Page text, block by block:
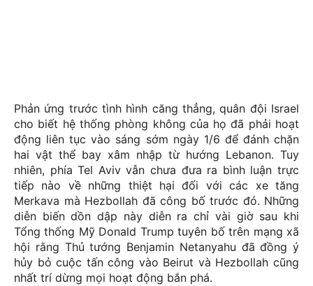
Phản ứng trước tình hình căng thẳng, quân đội Israel
cho biết hệ thống phòng không của họ đã phải hoạt
động liên tục vào sáng sớm ngày 1/6 để đánh chặn
hai vật thể bay xâm nhập từ hướng Lebanon. Tuy
nhiên, phía Tel Aviv vẫn chưa đưa ra bình luận trực
tiếp nào về những thiệt hại đối với các xe tăng
Merkava mà Hezbollah đã công bố trước đó. Những
diễn biến dồn dập này diễn ra chỉ vài giờ sau khi
Tổng thống Mỹ Donald Trump tuyên bố trên mạng xã
hội rằng Thủ tướng Benjamin Netanyahu đã đồng ý
hủy bỏ cuộc tấn công vào Beirut và Hezbollah cũng
nhất trí dừng mọi hoạt động bắn phá.